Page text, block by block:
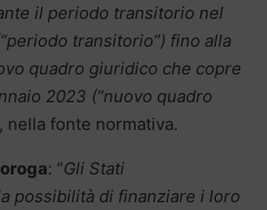
il periodo transitorio nel
transitorio”) fino alla
quadro giuridico che copre
2023 (“nuovo quadro
nella fonte normativa.
: “Gli Stati
possibilità di finanziare i loro